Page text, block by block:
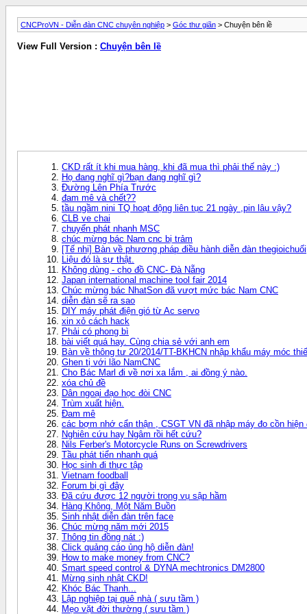
CNCProVN - Diễn đàn CNC chuyên nghiệp > Góc thư giãn > Chuyện bên lề
View Full Version : Chuyện bên lề
CKD rất ít khi mua hàng, khi đã mua thì phải thế này :)
Họ đang nghĩ gì?bạn đang nghĩ gì?
Đường Lên Phía Trước
đam mê và chết??
tầu ngầm nini TQ hoạt động liên tục 21 ngày ,pin lâu vậy?
CLB ve chai
chuyển phát nhanh MSC
chúc mừng bác Nam cnc bị trảm
[Tế nhị] Bàn về phương pháp điều hành diễn đàn thegioichuối
Liệu đó là sự thật.
Không dùng - cho đồ CNC- Đà Nẵng
Japan international machine tool fair 2014
Chúc mừng bác NhatSon đã vượt mức bác Nam CNC
diễn đàn sẽ ra sao
DIY máy phát điện gió từ Ac servo
xin xỏ cách hack
Phải có phong bì
bài viết quá hay. Cùng chia sẻ với anh em
Bàn về thông tư 20/2014/TT-BKHCN nhập khẩu máy móc
Ghen tị với lão NamCNC
Cho Bác Marl đi về nơi xa lắm , ai đồng ý nào.
xóa chủ đề
Dân ngoại đạo học đòi CNC
Trùm xuất hiện.
Đam mê
các bợm nhớ cẩn thận , CSGT VN đã nhập máy đo cồn hiện
Nghiên cứu hay Ngâm rồi hết cứu?
Nils Ferber's Motorcycle Runs on Screwdrivers
Tầu phát tiển nhanh quá
Học sinh đi thực tập
Vietnam foodball
Forum bị gì đây
Đã cứu được 12 người trong vụ sập hầm
Hàng Không, Một Năm Buồn
Sinh nhật diễn đàn trên face
Chúc mừng năm mới 2015
Thông tin đồng nát :)
Click quảng cáo ủng hộ diễn đàn!
How to make money from CNC?
Smart speed control & DYNA mechtronics DM2800
Mừng sịnh nhật CKD!
Khóc Bác Thanh...
Lập nghiệp tại quê nhà ( sưu tầm )
Mẹo vặt đời thường ( sưu tầm )